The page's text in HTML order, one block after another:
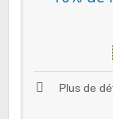
Plus de